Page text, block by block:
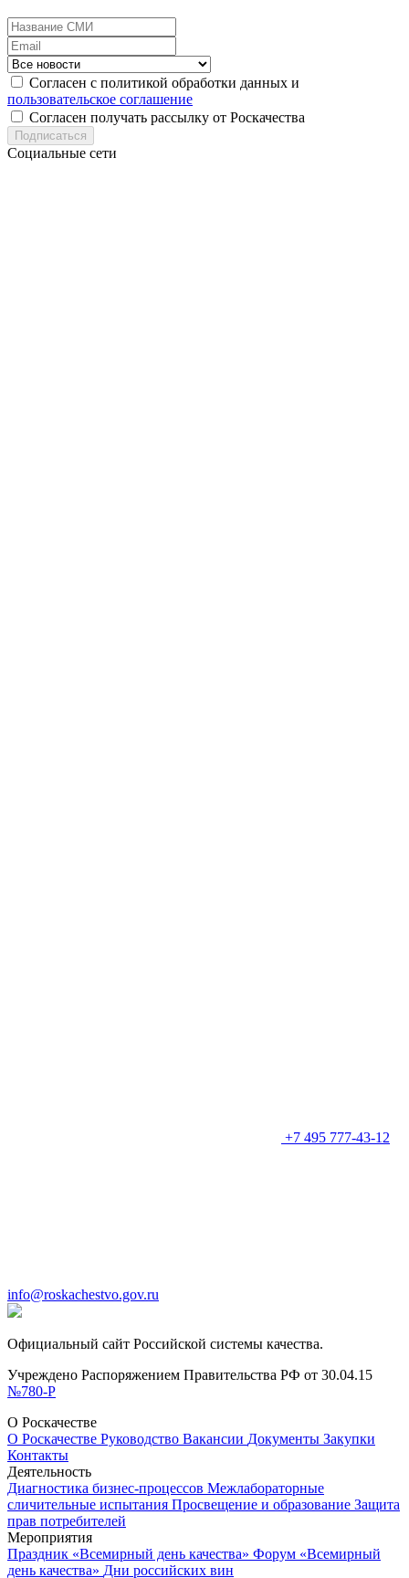
Согласен с политикой обработки данных и
пользовательское соглашение
Согласен получать рассылку от Роскачества
Подписаться
Социальные сети
+7 495 777-43-12
info@roskachestvo.gov.ru
Официальный сайт Российской системы качества.
Учреждено Распоряжением Правительства РФ от 30.04.15
№780-Р
О Роскачестве
О Роскачестве Руководство Вакансии Документы Закупки
Контакты
Деятельность
Диагностика бизнес-процессов Межлабораторные
сличительные испытания Просвещение и образование Защита
прав потребителей
Мероприятия
Праздник «Всемирный день качества» Форум «Всемирный
день качества» Дни российских вин